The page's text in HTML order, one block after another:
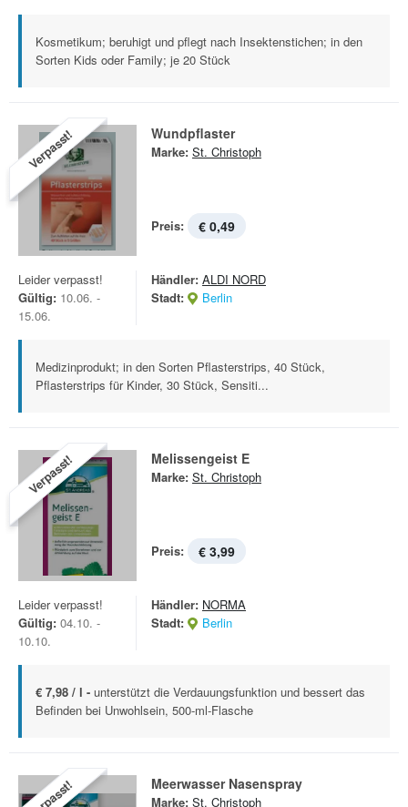
Kosmetikum; beruhigt und pflegt nach Insektenstichen; in den
Sorten Kids oder Family; je 20 Stück
Verpasst! Wundpflaster
Marke: St. Christoph
Preis: € 0,49
Leider verpasst!
Gültig: 10.06. -
15.06.
Händler: ALDI NORD
Stadt:
Berlin
Medizinprodukt; in den Sorten Pflasterstrips, 40 Stück,
Pflasterstrips für Kinder, 30 Stück, Sensiti...
Verpasst! Melissengeist E
Marke: St. Christoph
Preis: € 3,99
Leider verpasst!
Gültig: 04.10. -
10.10.
Händler: NORMA
Stadt:
Berlin
€ 7,98 / l - unterstützt die Verdauungsfunktion und bessert das
Befinden bei Unwohlsein, 500-ml-Flasche
Meerwasser Nasenspray
Marke: St. Christoph